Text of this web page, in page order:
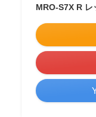
MRO-S7X R レ